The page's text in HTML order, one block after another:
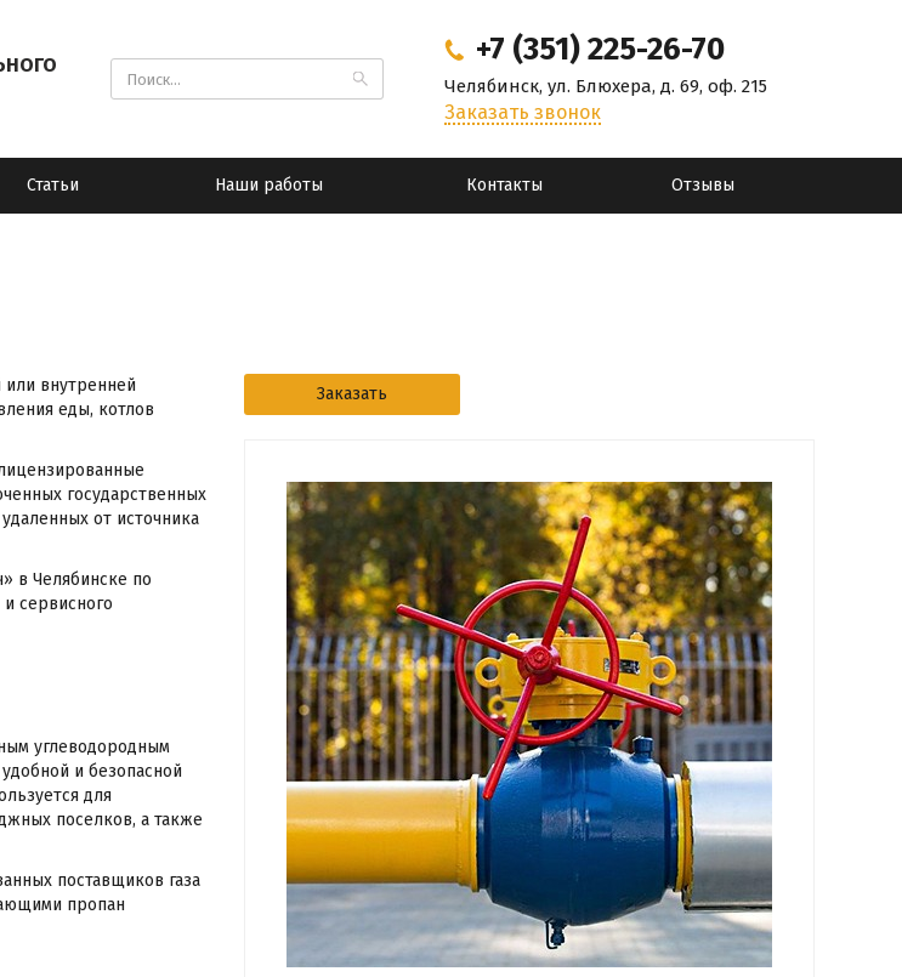
+7 (351) 225-26-70
Челябинск, ул. Блюхера, д. 69, оф. 215
Заказать звонок
Статьи Наши работы Контакты Отзывы
Заказать
или внутренней
еды, котлов
государственных
от источника
в Челябинске по
сервисного
углеводородным
и безопасной
для
поселков, а также
поставщиков газа
пропан